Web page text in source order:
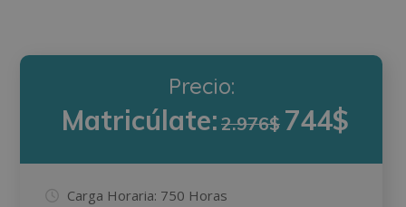
Precio:
Matricúlate:2.976$ 744$
Carga Horaria: 750 Horas